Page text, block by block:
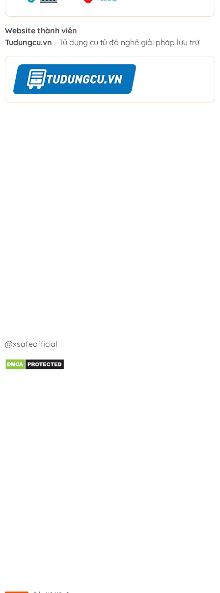
Website thành viên
Tudungcu.vn - Tủ dụng cụ tủ đồ nghề giải pháp lưu trữ
@xsafeofficial